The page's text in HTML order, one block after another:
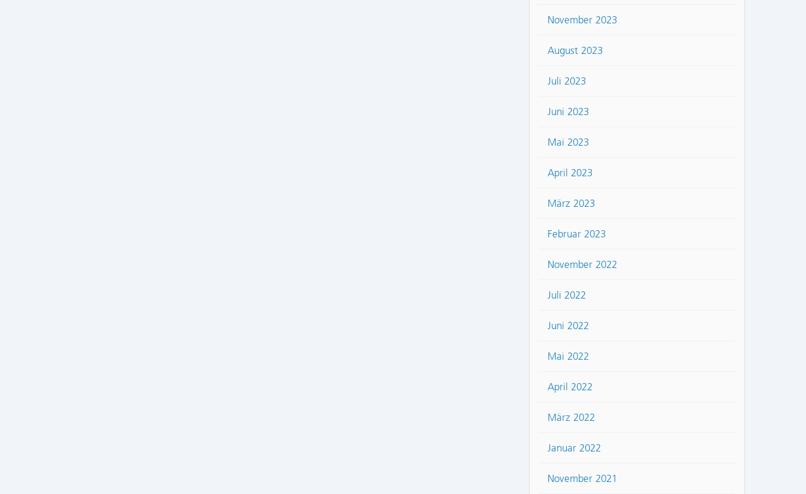
November 2023
August 2023
Juli 2023
Juni 2023
Mai 2023
April 2023
März 2023
Februar 2023
November 2022
Juli 2022
Juni 2022
Mai 2022
April 2022
März 2022
Januar 2022
November 2021